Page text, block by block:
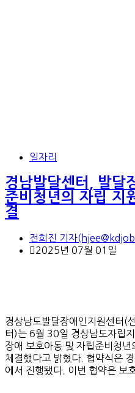
일자리
경남발달센터, 발달
준비청년의 자립 지
결
전희진 기자
2025년 07월 01일
경상남도발달장애인지원센터(
터)는 6월 30일 경상남도자립
장애 보호아동 및 자립준비청
체결했다고 밝혔다. 협약식은
에서 진행됐다. 이번 협약은 보